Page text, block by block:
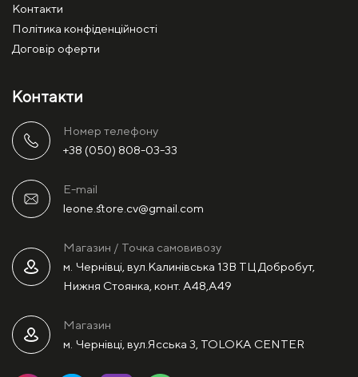
Контакти
Політика конфіденційності
Договір оферти
Контакти
Номер телефону
+38 (050) 808-03-33
E-mail
leone.store.cv@gmail.com
Магазин / Точка самовивозу
м. Чернівці, вул.Калинівська 13В ТЦ Добробут,
Нижня Стоянка, конт. А48,А49
Магазин
м. Чернівці, вул.Ясська 3, TOLOKA CENTER